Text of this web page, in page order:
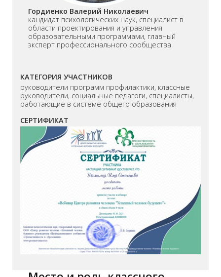
Гордиенко Валерий Николаевич
кандидат психологических наук, специалист в
области проектирования и управления
образовательными программами, главный
эксперт профессионального сообщества
КАТЕГОРИЯ УЧАСТНИКОВ
руководители программ профилактики, классные
руководители, социальные педагоги, специалисты,
работающие в системе общего образования
СЕРТИФИКАТ